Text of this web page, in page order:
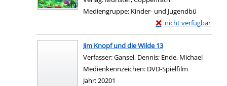
Mediengruppe: Kinder- und Jugendbü
nicht verfügbar
Exemplar-Details von
Zum Download von
Jim Knopf und die Wilde 13
Verfasser:Gansel, Dennis; Ende, Michael
Medienkennzeichen: DVD-Spielfilm
Jahr:20201